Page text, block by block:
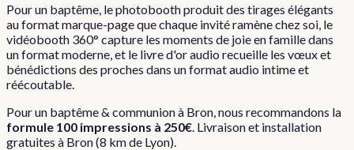
Pour un baptême, le photobooth produit des tirages élégants
au format marque-page que chaque invité ramène chez soi, le
vidéobooth 360° capture les moments de joie en famille dans
un format moderne, et le livre d'or audio recueille les vœux et
bénédictions des proches dans un format audio intime et
réécoutable.
Pourun baptême & communionà Bron, nous recommandons la
formule 100 impressions à 250€. Livraison et installation
gratuites à Bron(8 km de Lyon).